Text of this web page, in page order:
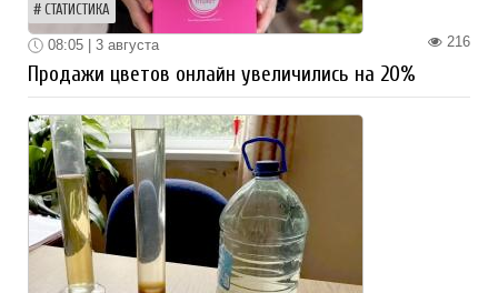
СТАТИСТИКА
216
08:05 | 3 августа
Продажи цветов онлайн увеличились на 20%